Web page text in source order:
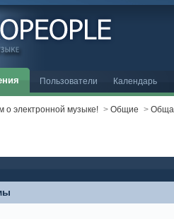
Пользователи Календарь
о электронной музыке! > Общие >